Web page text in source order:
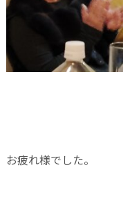
お疲れ様でした。